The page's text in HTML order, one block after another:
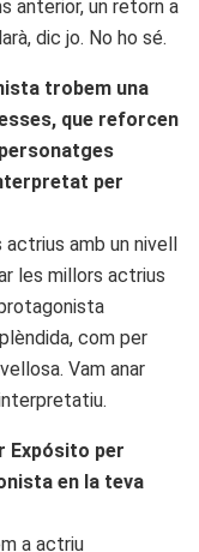
anterior, un retorn a
dic jo. No ho sé.
trobem una
que reforcen
per
actrius amb un nivell
les millors actrius
com per
Vam anar
Expósito per
en la teva
a actriu